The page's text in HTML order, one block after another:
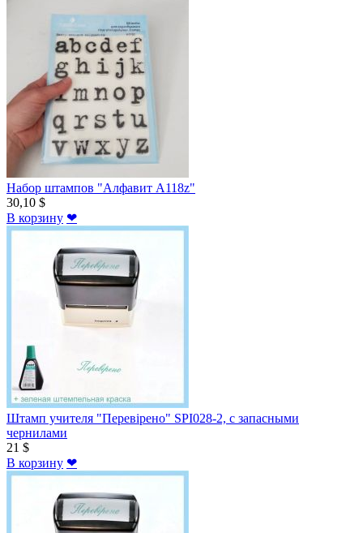
Набор штампов "Алфавит A118z"
30,10 $
В корзину ❤
Штамп учителя "Перевірено" SPI028-2, с запасными
чернилами
21 $
В корзину ❤